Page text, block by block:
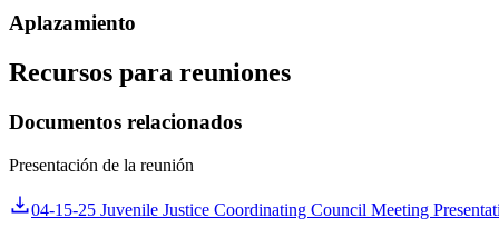
Aplazamiento
Recursos para reuniones
Documentos relacionados
Presentación de la reunión
04-15-25 Juvenile Justice Coordinating Council Meeting